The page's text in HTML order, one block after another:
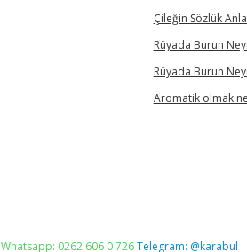
Çileğin Sözlük
Rüyada Burun
Rüyada Burun
Aromatik olmak
Whatsapp: 0262 606 0 726Telegram: @karabul